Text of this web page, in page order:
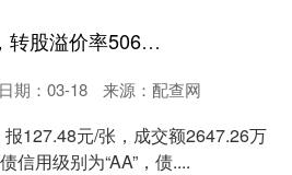
优优配送版 9月3日珀莱转债上涨011%，转股溢价率5066%
日期：03-18 来源：配查网
127.48元/张，成交额2647.26万
信用级别为“AA”，债....